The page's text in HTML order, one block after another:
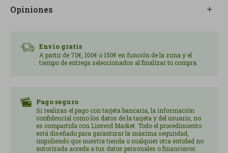
Envío gratis
A partir de 70€, 100€ o 150€ en función de la zona y el
tiempo de entrega seleccionados al finalizar tu compra.
Pago seguro
Si realizas el pago con tarjeta bancaria, la información
confidencial como los datos de la tarjeta y del usuario, no
es compartida con Linverd Market. Todo el procedimiento
está diseñado para garantizar la máxima seguridad,
impidiendo que nuestra tienda o cualquier otra entidad no
autorizada acceda a tus datos personales o financieros.
Opiniones